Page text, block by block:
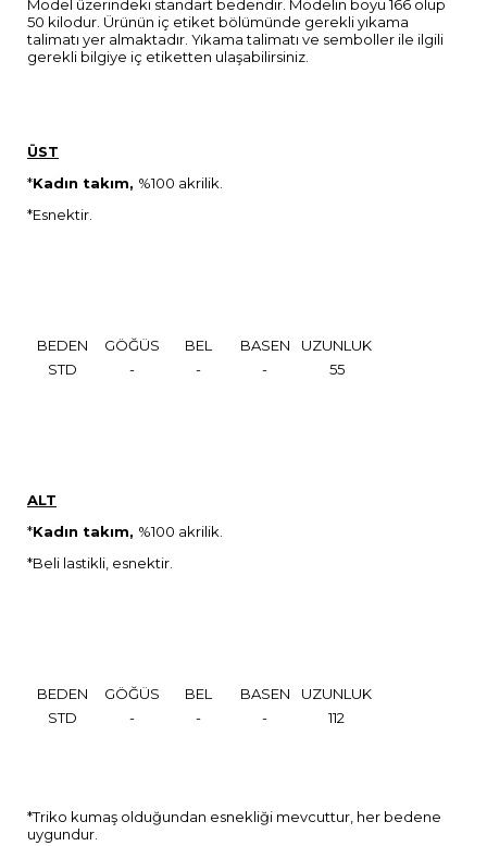
Model üzerindeki standart bedendir. Modelin boyu 166 olup
50 kilodur. Ürünün iç etiket bölümünde gerekli yıkama
talimatı yer almaktadır. Yıkama talimatı ve semboller ile ilgili
gerekli bilgiye iç etiketten ulaşabilirsiniz.
ÜST
*Kadın takım, %100 akrilik.
*Esnektir.
BEDEN GÖĞÜS BEL BASEN
UZUNLUK
STD
- - - 55
ALT
*Kadın takım, %100 akrilik.
*Beli lastikli, esnektir.
BEDEN GÖĞÜS BEL BASEN
UZUNLUK
STD
- - - 112
*Triko kumaş olduğundan esnekliği mevcuttur, her bedene
uygundur.